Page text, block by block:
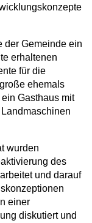
der Gemeinde ein
erhaltenen
für die
ehemals
Gasthaus mit
wurden
des
und darauf
einer
diskutiert und